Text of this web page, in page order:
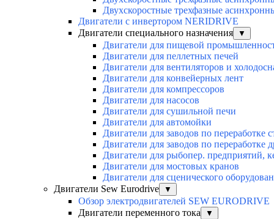
Двухскоростные трехфазные
Двигатели с инвертором NERIDRIVE
Двигатели специального назначения
▼
Двигатели для пищевой
Двигатели для пеллетных печей
Двигатели для вентиляторов и
Двигатели для конвейерных лент
Двигатели для компрессоров
Двигатели для насосов
Двигатели для сушильной печи
Двигатели для автомойки
Двигатели для заводов по переработке
Двигатели для заводов по переработке
Двигатели для рыбопер. предприятий,
Двигатели для мостовых кранов
Двигатели для сценического
Двигатели Sew Eurodrive
▼
Обзор электродвигателей SEW EURODRIVE
Двигатели переменного тока
▼